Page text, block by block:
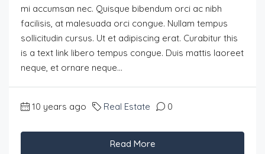
mi accumsan nec. Quisque bibendum orci ac nibh
facilisis, at malesuada orci congue. Nullam tempus
sollicitudin cursus. Ut et adipiscing erat. Curabitur this
is a text link libero tempus congue. Duis mattis laoreet
neque, et ornare neque...
10 years ago Real Estate 0
Read More